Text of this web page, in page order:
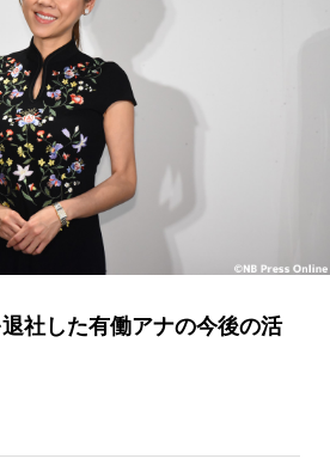
社した有働アナの今後の活